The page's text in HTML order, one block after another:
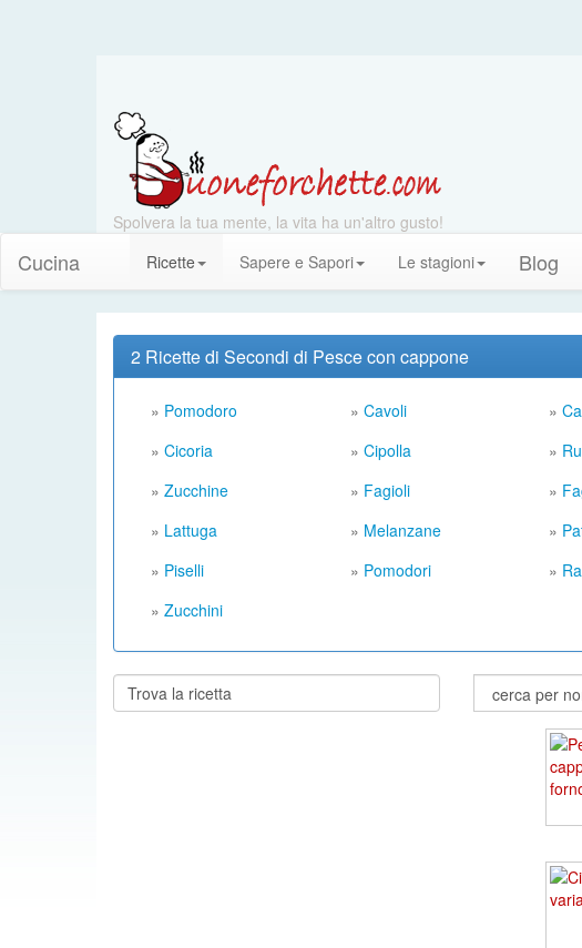
Spolvera la tua mente, la vita ha un'altro gusto!
Cucina Ricette Sapere e Sapori Le stagioni Blog
2 Ricette di Secondi di Pesce con cappone
» Pomodoro » Cavoli »
» Cicoria » Cipolla »
» Zucchine » Fagioli »
» Lattuga » Melanzane »
» Piselli » Pomodori »
» Zucchini
Cerca